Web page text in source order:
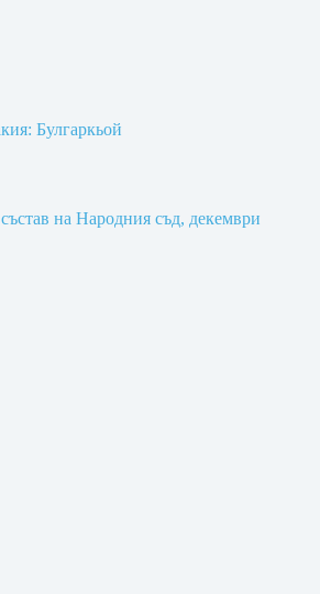
Булгаркьой